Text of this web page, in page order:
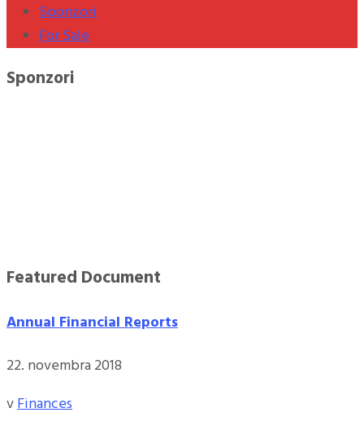
Sponzori
For Sale
Sponzori
Featured Document
Annual Financial Reports
22. novembra 2018
vFinances